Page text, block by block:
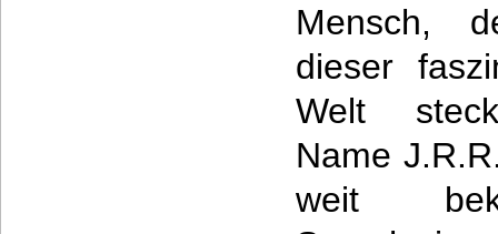
Mensch,
dieser
Welt
Name
weit